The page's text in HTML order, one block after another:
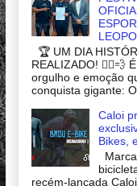
🏆 UM DIA
REALIZADO! 🚴‍♂️💨
orgulho e emoção
conquista gigante: O
Caloi
Bikes,
recém-lançada